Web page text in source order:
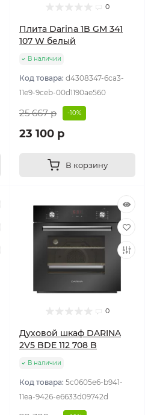
0
Плита Darina 1B GM 341
107 W белый
В наличии
Код товара: d4308347-6ca3-
11e9-9ceb-00d1190ae560
25 667 р -10%
23 100 р
В корзину
0
Духовой шкаф DARINA
2V5 BDE 112 708 B
В наличии
Код товара: 5c0605e6-b941-
11ea-9426-e6633d09742d